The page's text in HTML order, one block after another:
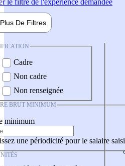
Plus De Filtres
Cadre
Non cadre
Non renseignée
BRUT MINIMUM
minimum
une périodicité pour le salaire saisi